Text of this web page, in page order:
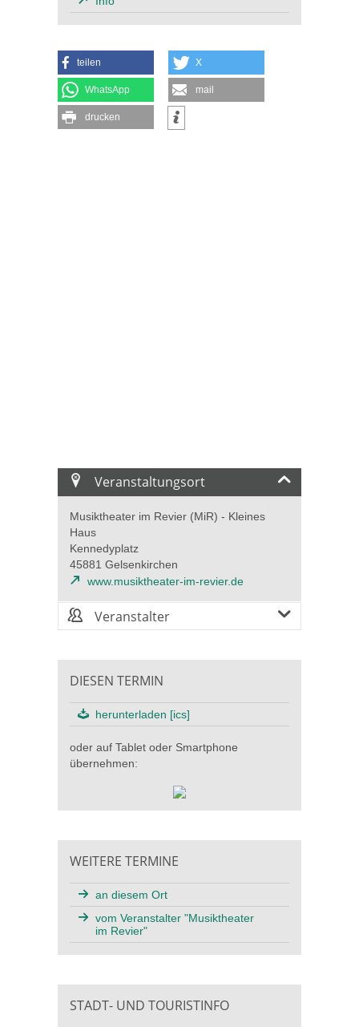
teilen X
WhatsApp mail
drucken
Veranstaltungsort
Musiktheater im Revier (MiR) - Kleines
Haus
Kennedyplatz
45881 Gelsenkirchen
www.musiktheater-im-revier.de
Veranstalter
DIESEN TERMIN
herunterladen [ics]
oder auf Tablet oder Smartphone
übernehmen:
WEITERE TERMINE
an diesem Ort
vom Veranstalter "Musiktheater
im Revier"
STADT- UND TOURISTINFO